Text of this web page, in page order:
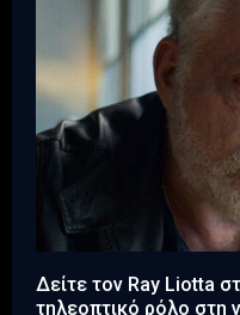
Δείτε τον Ray Liotta
τηλεοπτικό ρόλο στη